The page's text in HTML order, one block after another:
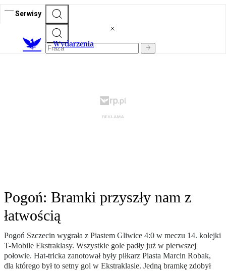
Serwisy
Wydarzenia
Pogoń: Bramki przyszły nam z
łatwością
Pogoń Szczecin wygrała z Piastem Gliwice 4:0 w meczu 14. kolejki
T-Mobile Ekstraklasy. Wszystkie gole padły już w pierwszej
połowie. Hat-tricka zanotował były piłkarz Piasta Marcin Robak,
dla którego był to setny gol w Ekstraklasie. Jedną bramkę zdobył